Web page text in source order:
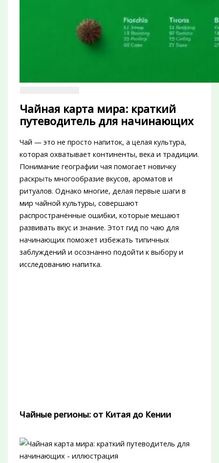
Чайная карта мира: краткий
путеводитель для начинающих
Чай — это не просто напиток, а целая культура,
которая охватывает континенты, века и традиции.
Понимание географии чая помогает новичку
раскрыть многообразие вкусов, ароматов и
ритуалов. Однако многие, делая первые шаги в
мир чайной культуры, совершают
распространённые ошибки, которые мешают
развивать вкус и знание. Этот гид по чаю для
начинающих поможет избежать типичных
заблуждений и осознанно подойти к выбору и
исследованию напитка.
Чайные регионы: от Китая до Кении